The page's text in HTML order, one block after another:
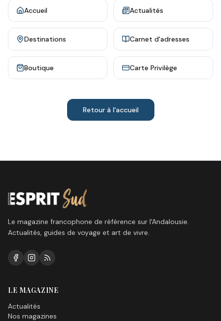
Accueil Actualités
Destinations Carnet d'adresses
Boutique Carte Privilège
Retour à l'accueil
Le magazine francophone de référence sur l'Andalousie.
Actualités, guides de voyage et art de vivre.
LE MAGAZINE
Actualités
Nos magazines